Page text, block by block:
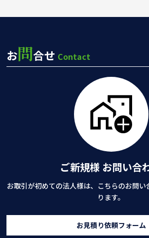
お問合せ Contact
ご新規様 お問い合
お取引が初めての法人様は、こちらのお問
ります。
お見積り依頼フォーム